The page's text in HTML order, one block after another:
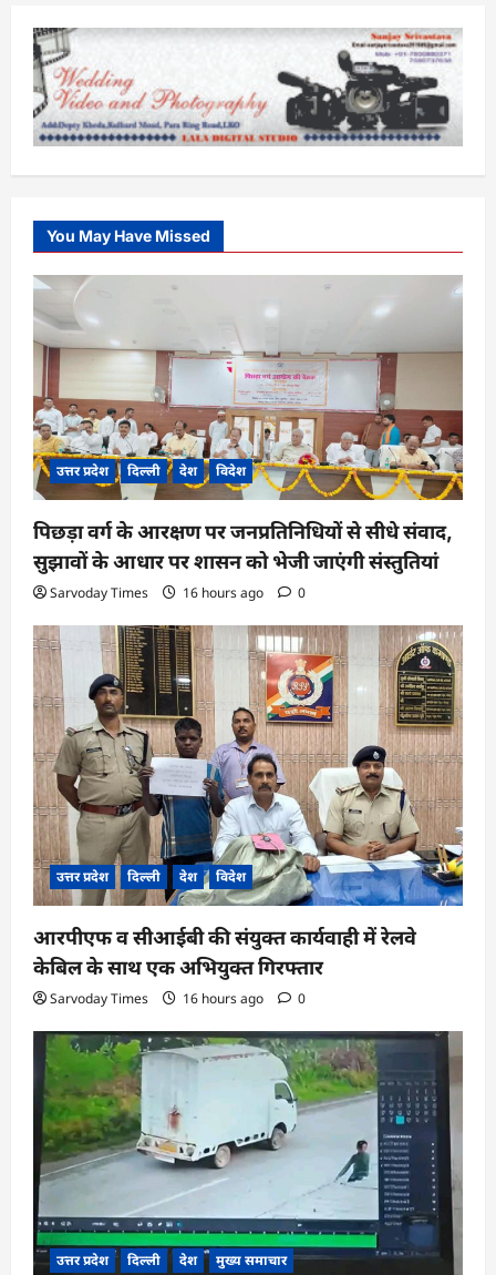
You May Have Missed
उत्तर प्रदेश दिल्ली देश विदेश
पिछड़ा वर्ग के आरक्षण पर जनप्रतिनिधियों से सीधे संवाद,
सुझावों के आधार पर शासन को भेजी जाएंगी संस्तुतियां
Sarvoday Times 16 hours ago 0
उत्तर प्रदेश दिल्ली देश विदेश
आरपीएफ व सीआईबी की संयुक्त कार्यवाही में रेलवे
केबिल के साथ एक अभियुक्त गिरफ्तार
Sarvoday Times 16 hours ago 0
उत्तर प्रदेश दिल्ली देश मुख्य समाचार